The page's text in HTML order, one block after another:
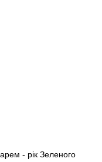
- рік Зеленого